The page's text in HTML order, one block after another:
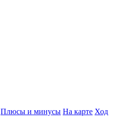
Плюсы и минусы На карте Ход